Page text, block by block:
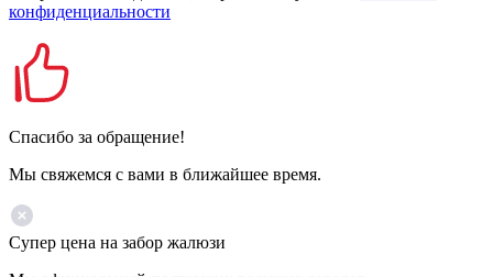
конфиденциальности
Спасибо за обращение!
Мы свяжемся с вами в ближайшее время.
Супер цена на забор жалюзи